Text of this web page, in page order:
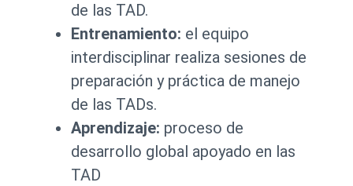
de las TAD.
Entrenamiento: el equipo
interdisciplinar realiza sesiones de
preparación y práctica de manejo
de las TADs.
Aprendizaje: proceso de
desarrollo global apoyado en las
TAD